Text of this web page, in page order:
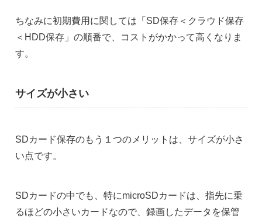
ちなみに初期費用に関しては「SD保存＜クラウド保存
＜HDD保存」の順番で、コストがかかって高くなりま
す。
サイズが小さい
SDカード保存のもう１つのメリットは、サイズが小さ
い点です。
SDカードの中でも、特にmicroSDカードは、指先に乗
るほどの小さいカードなので、録画したデータを保管